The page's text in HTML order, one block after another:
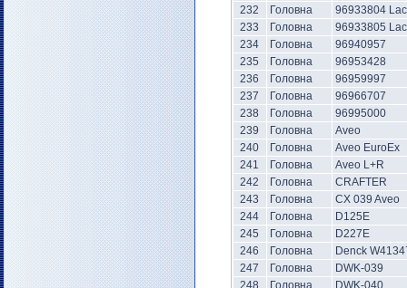
232
Головна
96933804
233
Головна
96933805
234
Головна
96940957
235
Головна
96953428
236
Головна
96959997
237
Головна
96966707
238
Головна
96995000
239
Головна
Aveo
240
Головна
Aveo EuroEx
241
Головна
Aveo L+R
242
Головна
CRAFTER
243
Головна
CX 039 Aveo
244
Головна
D125E
245
Головна
D227E
246
Головна
Denck
247
Головна
DWK-039
248
Головна
DWK-040